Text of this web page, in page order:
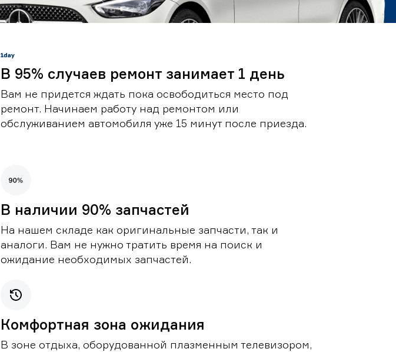
В 95% случаев ремонт занимает 1 день
Вам не придется ждать пока освободиться место под
ремонт. Начинаем работу над ремонтом или
обслуживанием автомобиля уже 15 минут после приезда.
В наличии 90% запчастей
На нашем складе как оригинальные запчасти, так и
аналоги. Вам не нужно тратить время на поиск и
ожидание необходимых запчастей.
Комфортная зона ожидания
В зоне отдыха, оборудованной плазменным телевизором,